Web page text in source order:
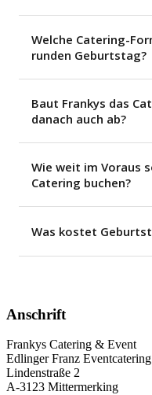
Welche Catering-
runden Geburtstag?
Baut Frankys das
danach auch ab?
Wie weit im Voraus
Catering buchen?
Was kostet
Anschrift
Frankys Catering & Event
Edlinger Franz
Lindenstraße 2
A-3123 Mittermerking